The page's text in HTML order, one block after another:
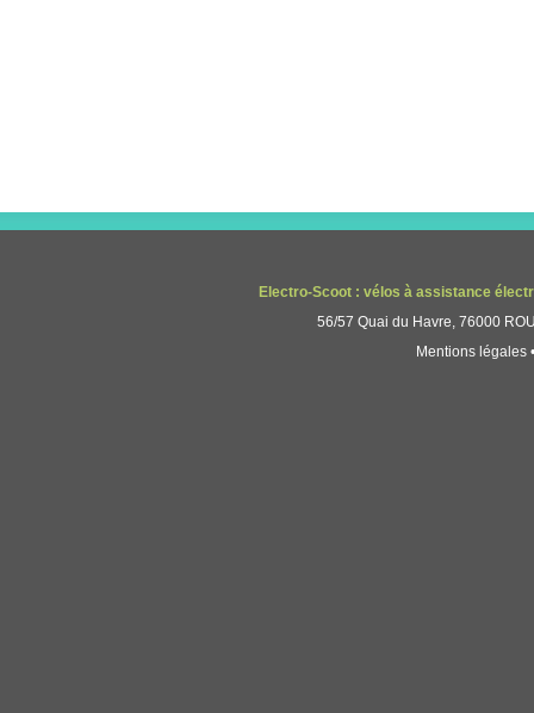
Electro-Scoot : vélos à assistance
56/57 Quai du Havre, 76000
Mentions légales